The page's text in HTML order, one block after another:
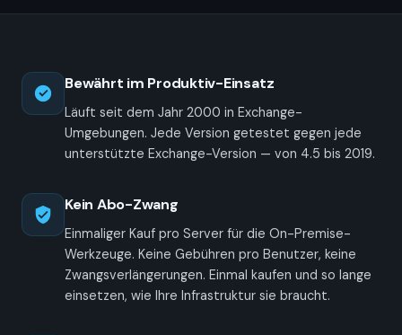
Bewährt im Produktiv-Einsatz
Läuft seit dem Jahr 2000 in Exchange-
Umgebungen. Jede Version getestet gegen jede
unterstützte Exchange-Version — von 4.5 bis 2019.
Kein Abo-Zwang
Einmaliger Kauf pro Server für die On-Premise-
Werkzeuge. Keine Gebühren pro Benutzer, keine
Zwangs­verlängerungen. Einmal kaufen und so lange
einsetzen, wie Ihre Infrastruktur sie braucht.